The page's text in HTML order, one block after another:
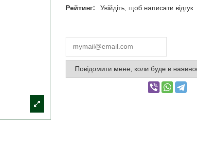
Рейтинг: Увійдіть, щоб написати відгук
Повідомити мене, коли буде в